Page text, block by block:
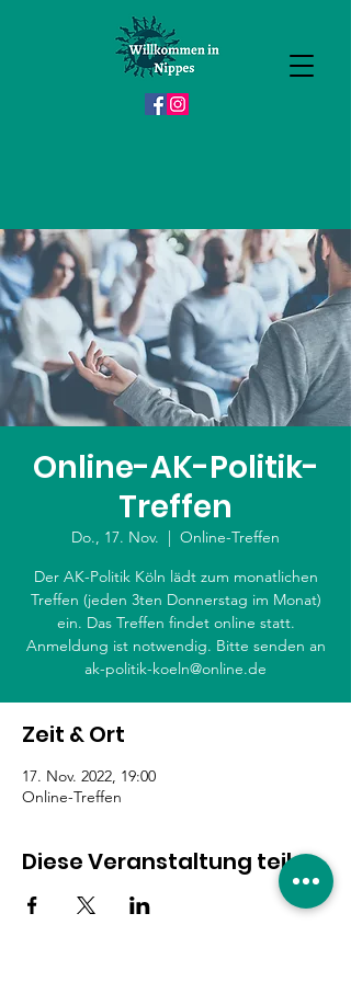
Online-AK-Politik-
Treffen
Do., 17. Nov.
  |
Online-Treffen
Der AK-Politik Köln lädt zum monatlichen
Treffen (jeden 3ten Donnerstag im Monat)
ein. Das Treffen findet online statt.
Anmeldung ist notwendig. Bitte senden an
ak-politik-koeln@online.de
Zeit & Ort
17. Nov. 2022, 19:00
Online-Treffen
Diese Veranstaltung teilen